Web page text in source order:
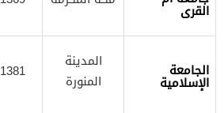
القرى
الجامعة
الإسلامية
المدينة
المنورة
1381هـ